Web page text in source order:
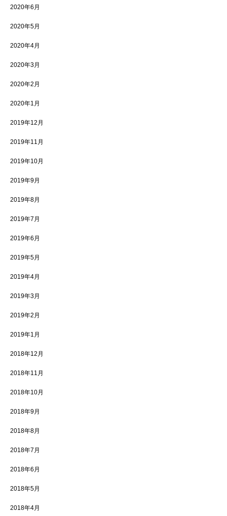
2020年6月
2020年5月
2020年4月
2020年3月
2020年2月
2020年1月
2019年12月
2019年11月
2019年10月
2019年9月
2019年8月
2019年7月
2019年6月
2019年5月
2019年4月
2019年3月
2019年2月
2019年1月
2018年12月
2018年11月
2018年10月
2018年9月
2018年8月
2018年7月
2018年6月
2018年5月
2018年4月